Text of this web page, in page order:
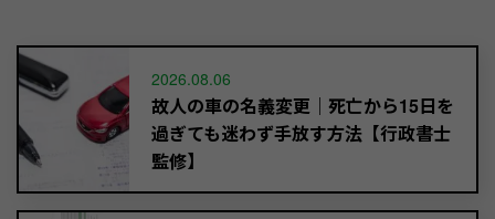
2026.08.06
故人の車の名義変更｜死亡から15日を
過ぎても迷わず手放す方法【行政書士
監修】